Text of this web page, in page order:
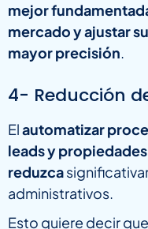
mejor
mercado y ajustar
mayor precisión.
4- Reducción
Elautomatizar
leads y propiedades
reduzca
administrativos.
Esto quiere decir